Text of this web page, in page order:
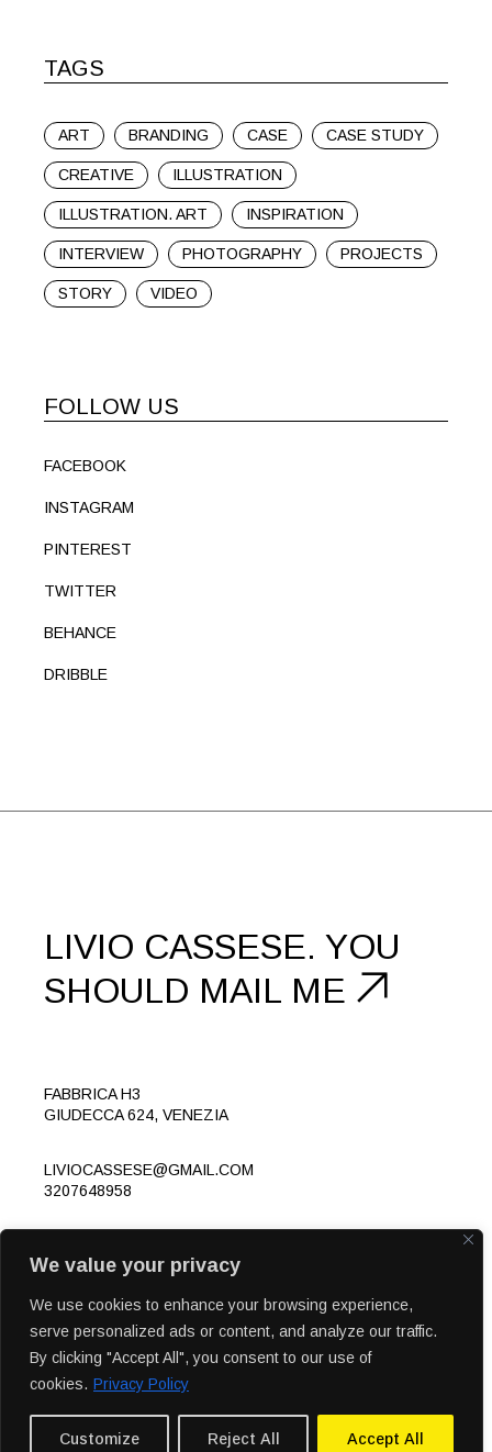
We value your privacy
We use cookies to enhance your browsing experience,
serve personalized ads or content, and analyze our traffic.
By clicking "Accept All", you consent to our use of
cookies. Privacy Policy
Customize Reject All Accept All
TAGS
ART BRANDING CASE CASE STUDY
CREATIVE ILLUSTRATION
ILLUSTRATION. ART INSPIRATION
INTERVIEW PHOTOGRAPHY PROJECTS
STORY VIDEO
FOLLOW US
FACEBOOK
INSTAGRAM
PINTEREST
TWITTER
BEHANCE
DRIBBLE
LIVIO CASSESE. YOU
SHOULD MAIL ME
FABBRICA H3
GIUDECCA 624, VENEZIA
LIVIOCASSESE@GMAIL.COM
3207648958
IN
LK
© 2023 LIVIOCASSESE.EU